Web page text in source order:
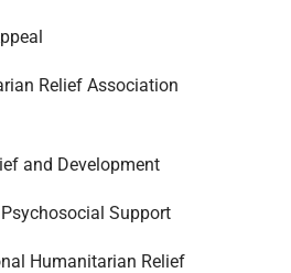
Relief Association
and Development
Support
Humanitarian Relief